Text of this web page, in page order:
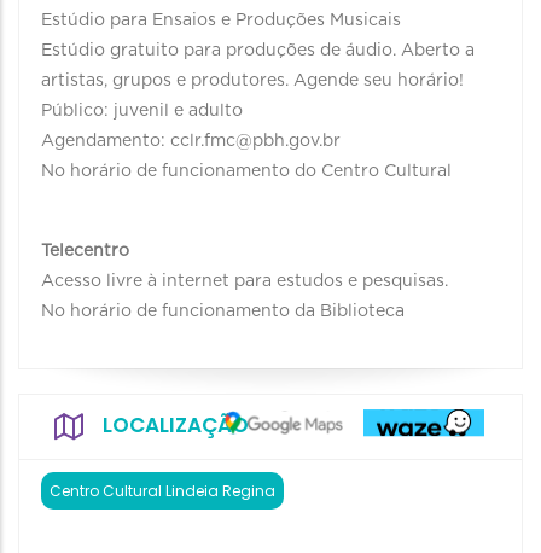
Estúdio para Ensaios e Produções Musicais
Estúdio gratuito para produções de áudio. Aberto a
artistas, grupos e produtores. Agende seu horário!
Público: juvenil e adulto
Agendamento: cclr.fmc@pbh.gov.br
No horário de funcionamento do Centro Cultural
Telecentro
Acesso livre à internet para estudos e pesquisas.
No horário de funcionamento da Biblioteca
LOCALIZAÇÃO
Centro Cultural Lindeia Regina